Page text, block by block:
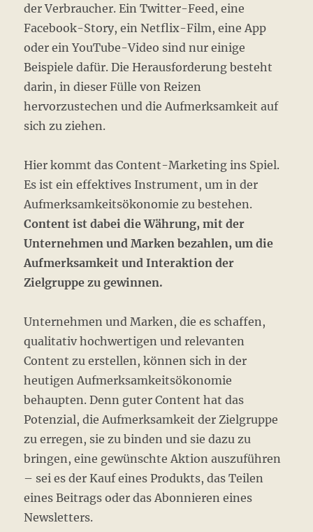
der Verbraucher. Ein Twitter-Feed, eine
Facebook-Story, ein Netflix-Film, eine App
oder ein YouTube-Video sind nur einige
Beispiele dafür. Die Herausforderung besteht
darin, in dieser Fülle von Reizen
hervorzustechen und die Aufmerksamkeit auf
sich zu ziehen.
Hier kommt das Content-Marketing ins Spiel.
Es ist ein effektives Instrument, um in der
Aufmerksamkeitsökonomie zu bestehen.
Content ist dabei die Währung, mit der
Unternehmen und Marken bezahlen, um die
Aufmerksamkeit und Interaktion der
Zielgruppe zu gewinnen.
Unternehmen und Marken, die es schaffen,
qualitativ hochwertigen und relevanten
Content zu erstellen, können sich in der
heutigen Aufmerksamkeitsökonomie
behaupten. Denn guter Content hat das
Potenzial, die Aufmerksamkeit der Zielgruppe
zu erregen, sie zu binden und sie dazu zu
bringen, eine gewünschte Aktion auszuführen
– sei es der Kauf eines Produkts, das Teilen
eines Beitrags oder das Abonnieren eines
Newsletters.